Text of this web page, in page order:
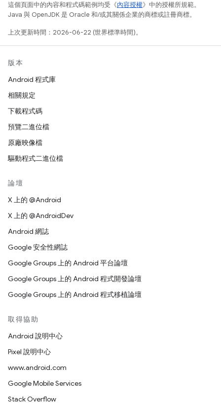
這個頁面中的內容和程式碼範例均受《內容授權》中的授權所規範。
Java 與 OpenJDK 是 Oracle 和/或其關係企業的商標或註冊商標。
上次更新時間：2026-06-22 (世界標準時間)。
版本
Android 程式庫
相關規定
下載程式碼
預覽二進位檔
原廠映像檔
驅動程式二進位檔
論壇
X 上的 @Android
X 上的 @AndroidDev
Android 網誌
Google 安全性網誌
Google Groups 上的 Android 平台論壇
Google Groups 上的 Android 程式開發論壇
Google Groups 上的 Android 程式移植論壇
取得協助
Android 說明中心
Pixel 說明中心
www.android.com
Google Mobile Services
Stack Overflow